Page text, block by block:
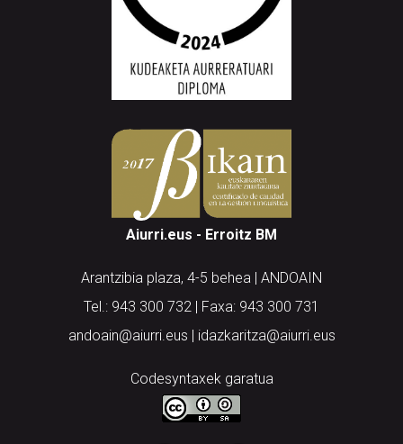
Aiurri.eus - Erroitz BM
Arantzibia plaza, 4-5 behea | ANDOAIN
Tel.: 943 300 732 | Faxa: 943 300 731
andoain@aiurri.eus | idazkaritza@aiurri.eus
Codesyntaxek garatua